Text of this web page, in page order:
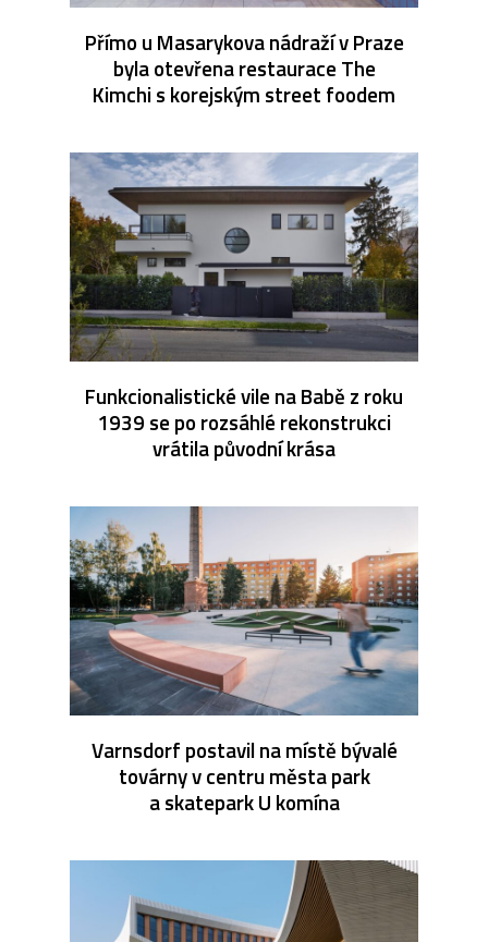
Přímo u Masarykova nádraží v Praze
byla otevřena restaurace The
Kimchi s korejským street foodem
Funkcionalistické vile na Babě z roku
1939 se po rozsáhlé rekonstrukci
vrátila původní krása
Varnsdorf postavil na místě bývalé
továrny v centru města park
a skatepark U komína